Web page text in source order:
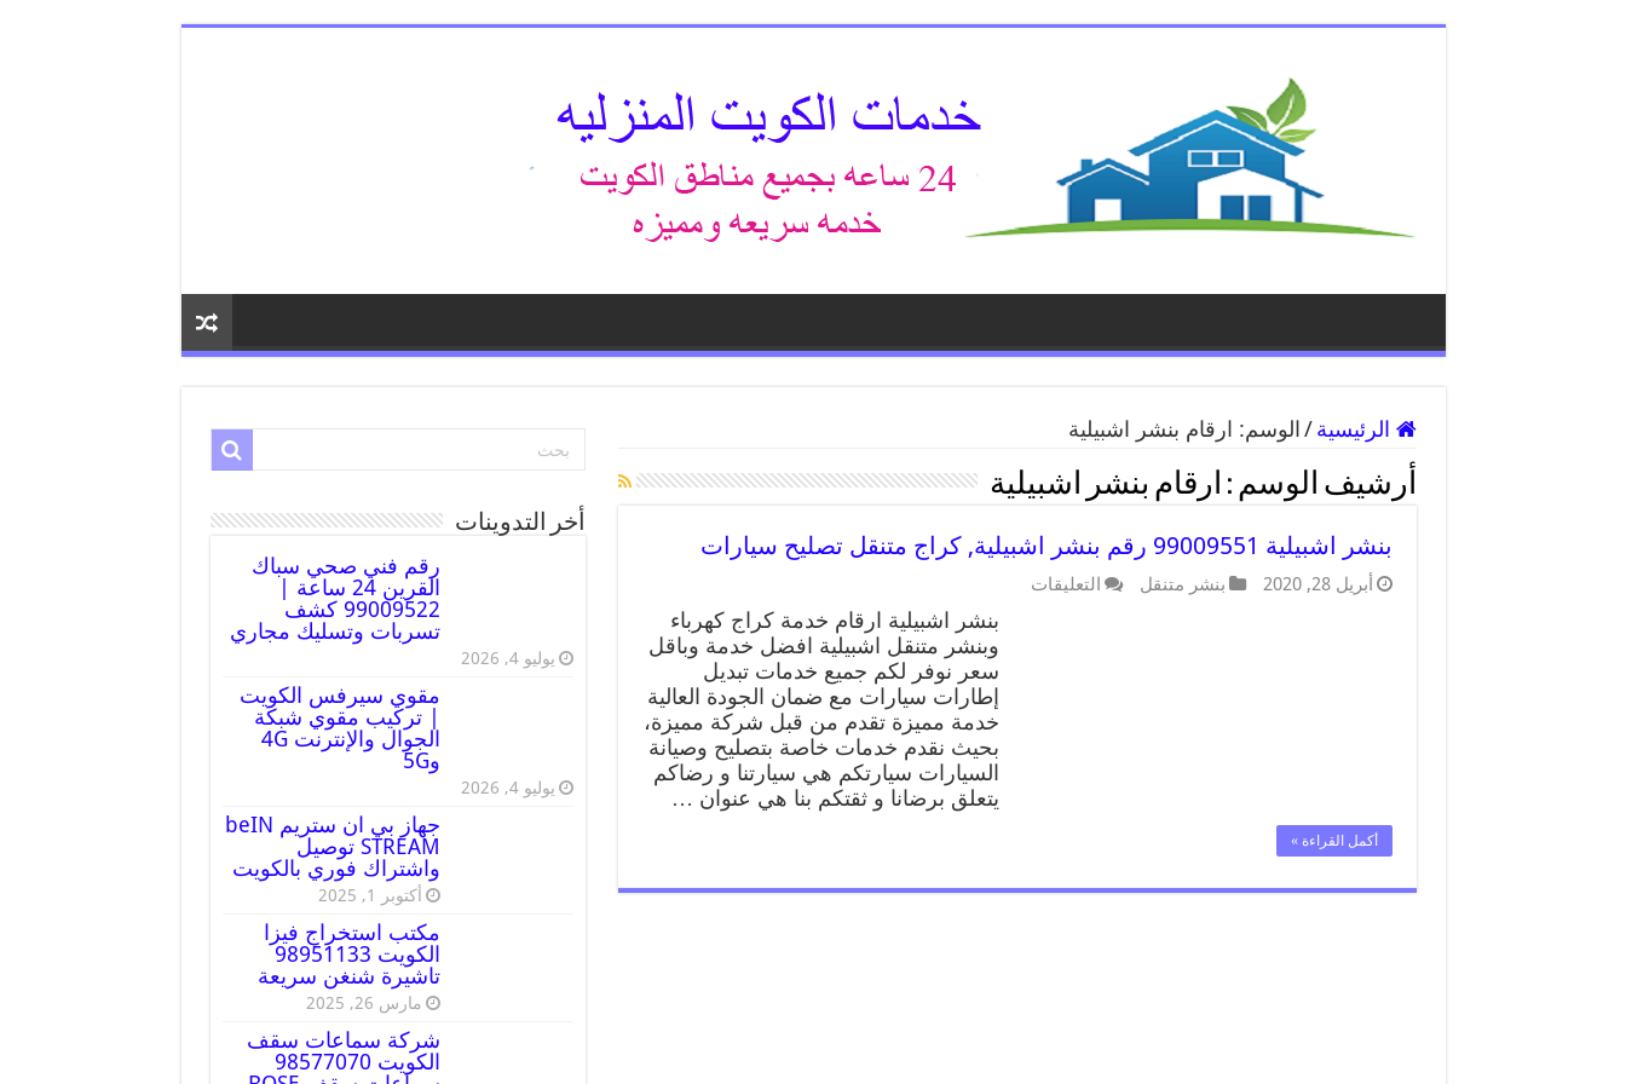
الرئيسية / الوسم: ارقام بنشر اشبيلية
أرشيف الوسم : ارقام بنشر اشبيلية
بنشر اشبيلية 99009551 رقم بنشر اشبيلية, كراج متنقل تصليح سيارات
أبريل 28, 2020 بنشر متنقل التعليقات
بنشر اشبيلية ارقام خدمة كراج كهرباء
وبنشر متنقل اشبيلية افضل خدمة وباقل
سعر نوفر لكم جميع خدمات تبديل
إطارات سيارات مع ضمان الجودة العالية
خدمة مميزة تقدم من قبل شركة مميزة،
بحيث نقدم خدمات خاصة بتصليح وصيانة
السيارات سيارتكم هي سيارتنا و رضاكم
يتعلق برضانا و ثقتكم بنا هي عنوان …
أكمل القراءة »
أخر التدوينات
رقم فني صحي سباك
القرين 24 ساعة |
99009522 كشف
تسربات وتسليك مجاري
يوليو 4, 2026
مقوي سيرفس الكويت
| تركيب مقوي شبكة
الجوال والإنترنت 4G
و5G
يوليو 4, 2026
جهاز بي ان ستريم beIN
STREAM توصيل
واشتراك فوري بالكويت
أكتوبر 1, 2025
مكتب استخراج فيزا
الكويت 98951133
تاشيرة شنغن سريعة
مارس 26, 2025
شركة سماعات سقف
الكويت 98577070